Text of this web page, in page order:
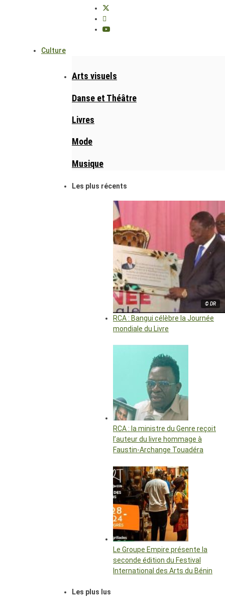
Culture
Arts visuels
Danse et Théâtre
Livres
Mode
Musique
Les plus récents
© DR
RCA : Bangui célèbre la Journée
mondiale du Livre
RCA : la ministre du Genre reçoit
l’auteur du livre hommage à
Faustin-Archange Touadéra
Le Groupe Empire présente la
seconde édition du Festival
International des Arts du Bénin
Les plus lus